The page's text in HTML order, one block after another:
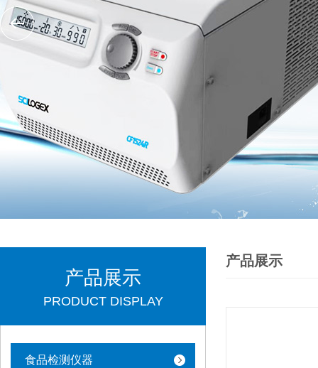
产品展示
PRODUCT DISPLAY
食品检测仪器
产品展示